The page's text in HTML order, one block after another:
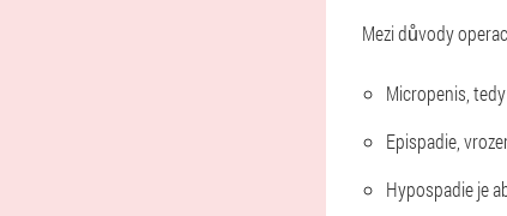
Mezi důvody
Micropenis,
Epispadie,
Hypospadie je